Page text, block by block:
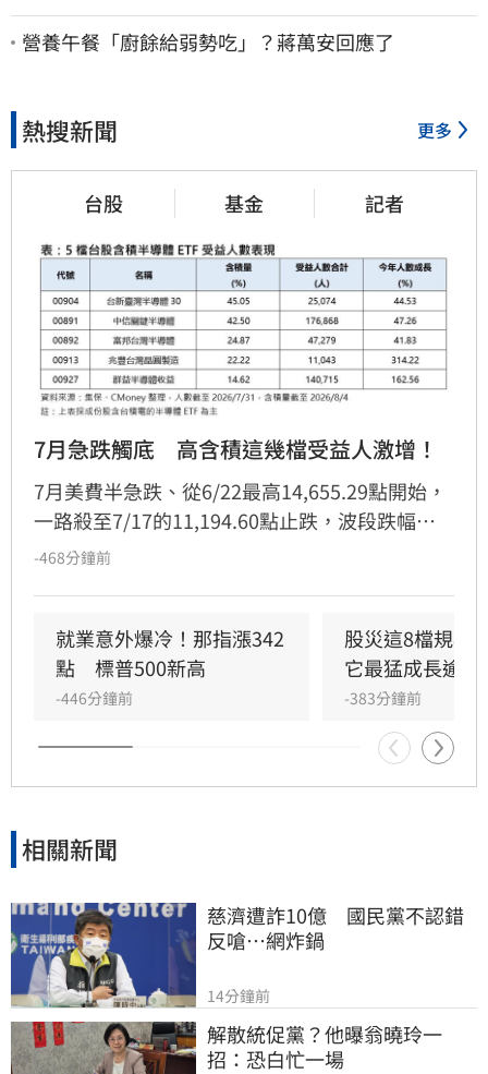
安撫祖先
營養午餐「廚餘給弱勢吃」？蔣萬安回應了
熱搜新聞 更多
台股 基金 記者
7月急跌觸底　高含積這幾檔受益人激增！
7月美費半急跌、從6/22最高14,655.29點開始，
一路殺至7/17的11,194.60點止跌，波段跌幅高
達-23.61%，國內半導體股也跌得鼻青臉腫，不
本支出金額續增，顯示AI需求暢旺，中長線成長
趨勢不變。
-468分鐘前
就業意外爆冷！那指漲342
點　標普500新高
-446分鐘前
股災這8檔規
它最猛成長逾
-383分鐘前
相關新聞
慈濟遭詐10億　國民黨不認錯
反嗆⋯網炸鍋
14分鐘前
解散統促黨？他曝翁曉玲一
招：恐白忙一場